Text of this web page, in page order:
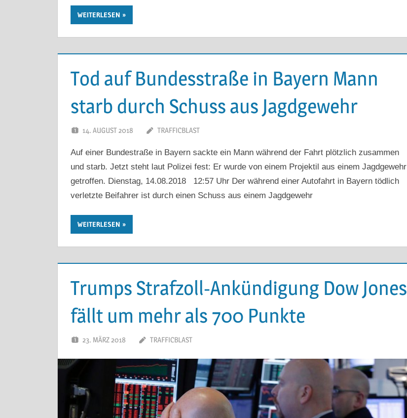
WEITERLESEN
Tod auf Bundesstraße in Bayern Mann
starb durch Schuss aus Jagdgewehr
14. AUGUST 2018 TRAFFICBLAST
Auf einer Bundestraße in Bayern sackte ein Mann während der Fahrt plötzlich zusammen
und starb. Jetzt steht laut Polizei fest: Er wurde von einem Projektil aus einem Jagdgewehr
getroffen. Dienstag, 14.08.2018 12:57 Uhr Der während einer Autofahrt in Bayern tödlich
verletzte Beifahrer ist durch einen Schuss aus einem Jagdgewehr
WEITERLESEN
Trumps Strafzoll-Ankündigung Dow Jones
fällt um mehr als 700 Punkte
23. MÄRZ 2018 TRAFFICBLAST